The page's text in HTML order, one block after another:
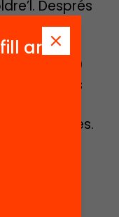
Després
amb
de 170
esdevé
pels centres.
és
primera
ara